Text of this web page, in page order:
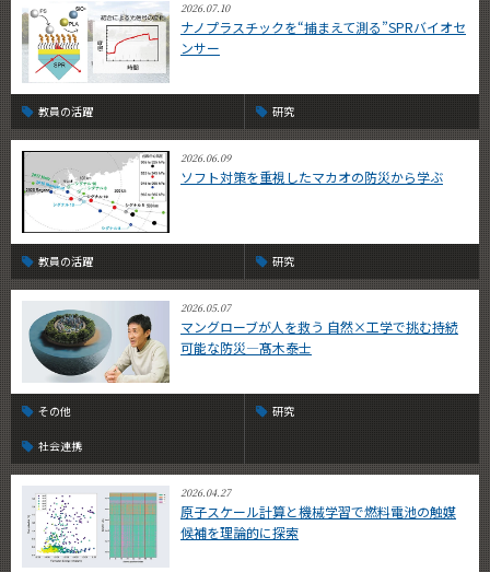
2026.07.10
ナノプラスチックを“捕まえて測る”SPRバイオセ
ンサー
教員の活躍 研究
2026.06.09
ソフト対策を重視したマカオの防災から学ぶ
教員の活躍 研究
2026.05.07
マングローブが人を救う 自然×工学で挑む持続
可能な防災—髙木泰士
その他 研究
社会連携
2026.04.27
原子スケール計算と機械学習で燃料電池の触媒
候補を理論的に探索